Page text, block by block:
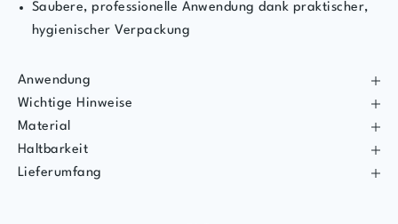
Saubere, professionelle Anwendung dank praktischer,
hygienischer Verpackung
Anwendung
Wichtige Hinweise
Material
Haltbarkeit
Lieferumfang